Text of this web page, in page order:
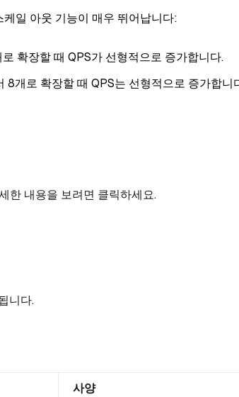
일 아웃 기능이 매우 뛰어납니다:
확장할 때 QPS가 선형적으로 증가합니다.
8개로 확장할 때 QPS는 선형적으로 증가합니
한 내용을 보려면 클릭하세요.
니다.
사양